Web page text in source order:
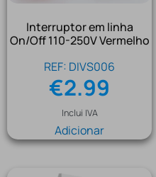
Interruptor em linha
On/Off 110-250V Vermelho
REF: DIVS006
€2.99
Inclui IVA
Adicionar